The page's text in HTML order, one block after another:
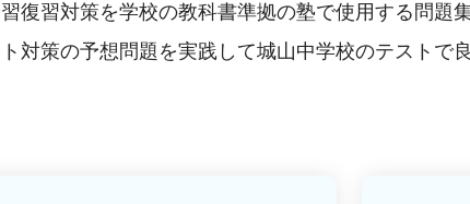
復習対策を学校の教科書準拠の塾で使用する問題
対策の予想問題を実践して城山中学校のテストで